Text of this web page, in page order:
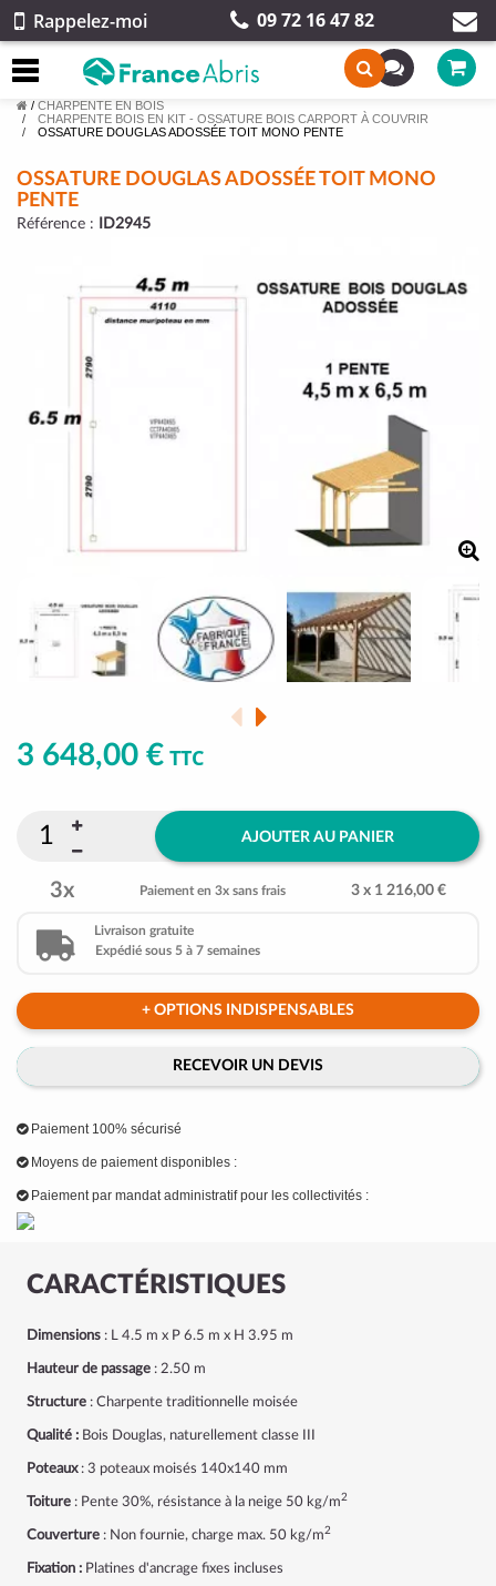
Rappelez-moi 09 72 16 47 82
/ CHARPENTE EN BOIS
CHARPENTE BOIS EN KIT - OSSATURE BOIS CARPORT À COUVRIR
OSSATURE DOUGLAS ADOSSÉE TOIT MONO PENTE
OSSATURE DOUGLAS ADOSSÉE TOIT MONO
PENTE
Référence : ID2945
CARACTÉRISTIQUES
Dimensions : L 4.5 m x P 6.5 m x H 3.95 m
Hauteur de passage : 2.50 m
Structure : Charpente traditionnelle moisée
Qualité : Bois Douglas, naturellement classe III
Poteaux: 3 poteaux moisés 140x140 mm
Toiture : Pente 30%, résistance à la neige 50 kg/m2
Couverture : Non fournie, charge max. 50 kg/m2
Fixation : Platines d'ancrage fixes incluses
3 648,00 € TTC
AJOUTER AU PANIER
3x Paiement en 3x sans frais 3 x 1 216,00 €
Livraison gratuite
Expédié sous 5 à 7 semaines
+ OPTIONS INDISPENSABLES
RECEVOIR UN DEVIS
Paiement 100% sécurisé
Moyens de paiement disponibles :
Paiement par mandat administratif pour les collectivités :